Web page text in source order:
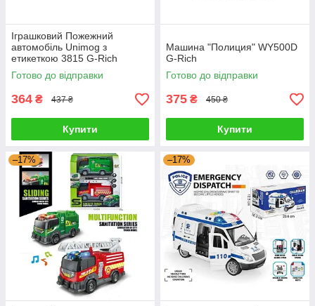
Іграшковий Пожежний
автомобіль Unimog з
етикеткою 3815 G-Rich
Готово до відправки
364 ₴ 437 ₴
Купити
Машина "Полиция" WY500D
G-Rich
Готово до відправки
375 ₴ 450 ₴
Купити
–17% –17%